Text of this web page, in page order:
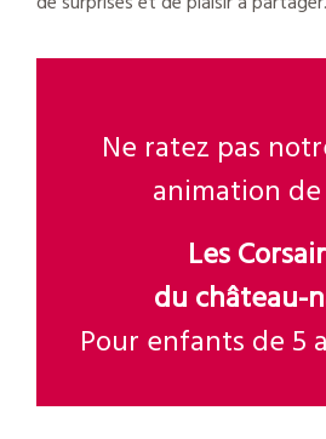
Ne ratez pas
animation
Les
du château-
Pour enfants de 5